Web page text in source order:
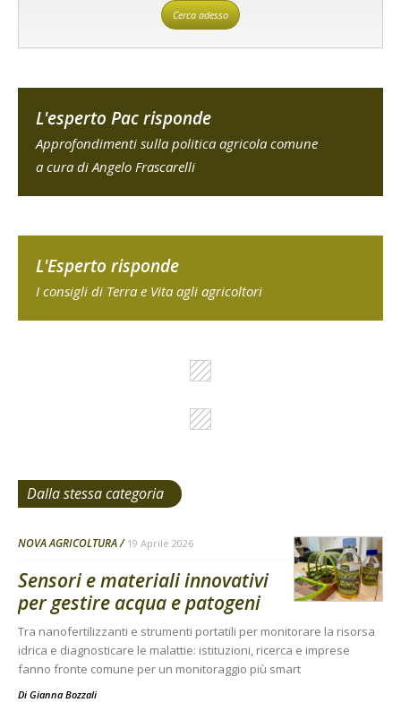
Cerca adesso
L'esperto Pac risponde
Approfondimenti sulla politica agricola comune
a cura di Angelo Frascarelli
L'Esperto risponde
I consigli di Terra e Vita agli agricoltori
Dalla stessa categoria
NOVA AGRICOLTURA 19 Aprile 2026
Sensori e materiali innovativi
per gestire acqua e patogeni
Tra nanofertilizzanti e strumenti portatili per monitorare la risorsa
idrica e diagnosticare le malattie: istituzioni, ricerca e imprese
fanno fronte comune per un monitoraggio più smart
Di Gianna Bozzali